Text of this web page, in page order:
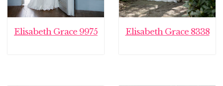
Elisabeth Grace 9975 Elisabeth Grace 8338